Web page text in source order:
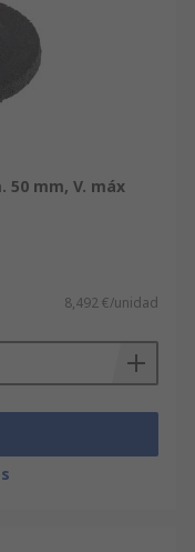
50 mm, V. máx
8,492 €/unidad